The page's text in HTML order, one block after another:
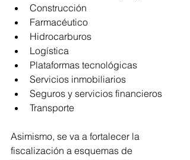
Construcción
Farmacéutico
Hidrocarburos
Logística
Plataformas tecnológicas
Servicios inmobiliarios
Seguros y servicios financieros
Transporte
Asimismo, se va a fortalecer la
fiscalización a esquemas de